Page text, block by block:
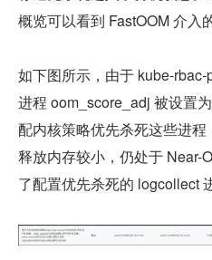
概览可以看到 FastOOM 介入
如下图所示，由于 kube-
进程 oom_score_adj 被设置
配内核策略优先杀死这些进
释放内存较小，仍处于 Near-
了配置优先杀死的 logcollect